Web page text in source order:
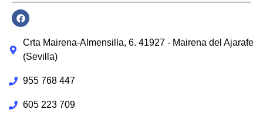
Crta Mairena-Almensilla, 6. 41927 - Mairena del Ajarafe
(Sevilla)
955 768 447
605 223 709